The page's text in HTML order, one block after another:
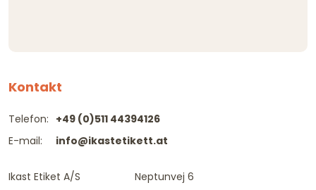
Kontakt
Telefon:
E-mail:
+49 (0)511 44394126
info@ikastetikett.at
Ikast Etiket A/S
Neptunvej 6